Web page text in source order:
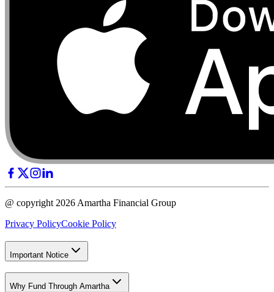
@ copyright 2026 Amartha Financial Group
Privacy PolicyCookie Policy
Important Notice
Why Fund Through Amartha